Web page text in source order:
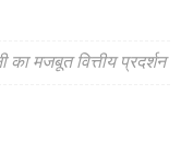
मजबूत वित्तीय प्रदर्शन